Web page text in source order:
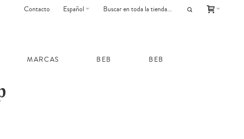
Español
Contacto
MARCAS BEB BEB